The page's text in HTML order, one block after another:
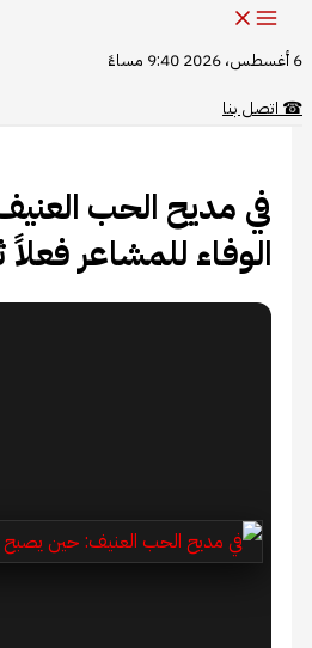
6 أغسطس، 2026 9:40 مساءً
☎اتصل بنا
في مديح الحب
الوفاء للمشاعر فعلاً